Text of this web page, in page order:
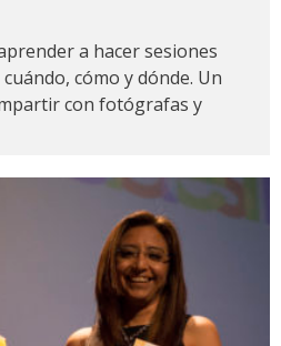
a hacer sesiones
cómo y dónde. Un
con fotógrafas y